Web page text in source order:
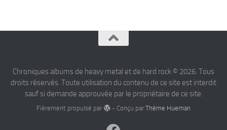
Chroniques albums de heavy metal et de hard rock © 2026. Tous
droits réservés. Toute utilisation du contenu de ce site est interdit
sauf si demande approuvée par le propriétaire de ce site.
Fièrement propulsé par - Conçu par Thème Hueman